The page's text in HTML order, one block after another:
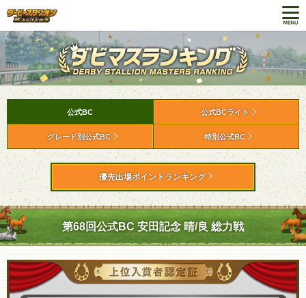
公式BC 公式BCライト
グレード別公式BC 特別公式BC
優先出場ポイントランキング
第68回公式BC 安田記念 晴/良 総力戦